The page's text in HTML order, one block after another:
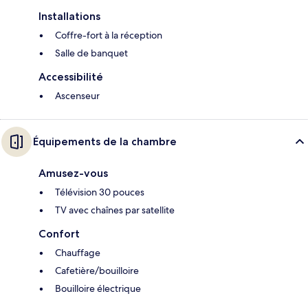
Installations
Coffre-fort à la réception
Salle de banquet
Accessibilité
Ascenseur
Équipements de la chambre
Amusez-vous
Télévision 30 pouces
TV avec chaînes par satellite
Confort
Chauffage
Cafetière/bouilloire
Bouilloire électrique